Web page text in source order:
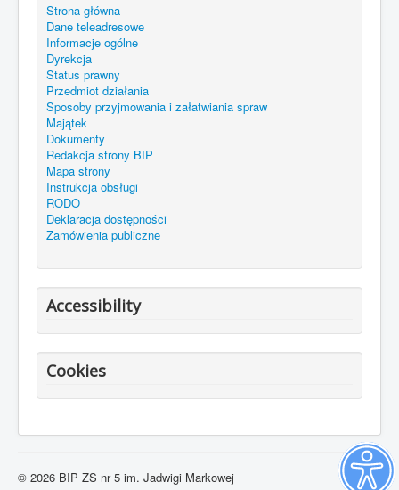
Strona główna
Dane teleadresowe
Informacje ogólne
Dyrekcja
Status prawny
Przedmiot działania
Sposoby przyjmowania i załatwiania spraw
Majątek
Dokumenty
Redakcja strony BIP
Mapa strony
Instrukcja obsługi
RODO
Deklaracja dostępności
Zamówienia publiczne
Accessibility
Cookies
Do góry
© 2026 BIP ZS nr 5 im. Jadwigi Markowej